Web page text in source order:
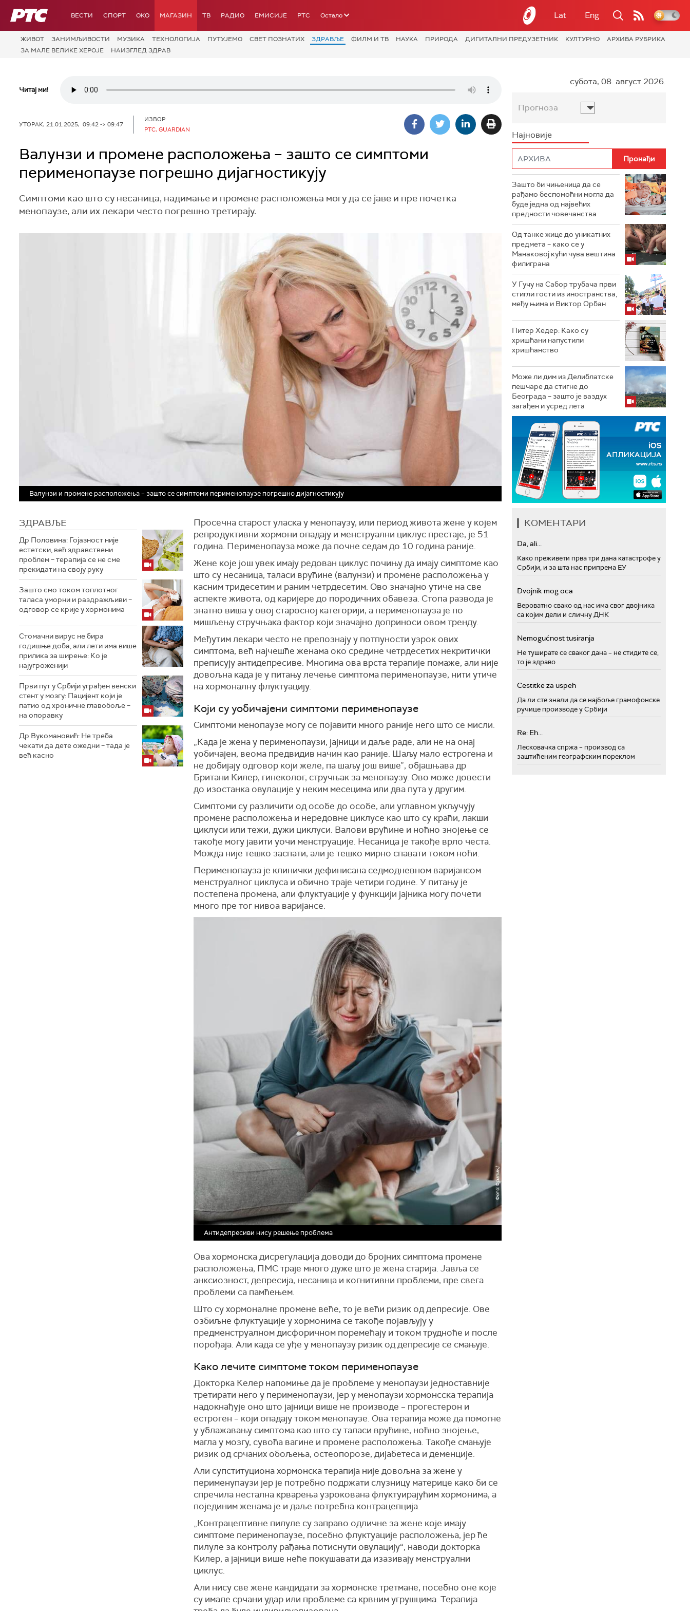
РТС ВЕСТИ СПОРТ OKO МАГАЗИН ТВ РАДИО ЕМИСИЈЕ РТС Остало Lat Eng
ЖИВОТ ЗАНИМЉИВОСТИ МУЗИКА ТЕХНОЛОГИЈA ПУТУЈЕМО СВЕТ ПОЗНАТИХ ЗДРАВЉЕ ФИЛМ И ТВ НАУКА ПРИРОДА ДИГИТАЛНИ ПРЕДУЗЕТНИК КУЛТУРНО
АРХИВА РУБРИКА
ЗА МАЛЕ ВЕЛИКЕ ХЕРОЈЕ
НАИЗГЛЕД ЗДРАВ
Читај ми!
УТОРАК, 21.01.2025, 09:42 -> 09:47
ИЗВОР:
РТС, GUARDIAN
Валунзи и промене расположења – зашто се симптоми
перименопаузе погрешно дијагностикују
Симптоми као што су несаница, надимање и промене расположења могу да се јаве и пре почетка
менопаузе, али их лекари често погрешно третирају.
Валунзи и промене расположења – зашто се симптоми перименопаузе погрешно дијагностикују
ЗДРАВЉЕ
Др Половина: Гојазност није
естетски, већ здравствени
проблем – терапија се не сме
прекидати на своју руку
Зашто смо током топлотног
таласа уморни и раздражљиви –
одговор се крије у хормонима
Стомачни вирус не бира
годишње доба, али лети има више
прилика за ширење: Ко је
најугроженији
Први пут у Србији уграђен венски
стент у мозгу: Пацијент који је
патио од хроничне главобоље –
на опоравку
Др Вукомановић: Не треба
чекати да дете ожедни – тада је
већ касно
Просечна старост уласка у менопаузу, или период живота жене у којем
репродуктивни хормони опадају и менструални циклус престаје, је 51
година. Перименопауза може да почне седам до 10 година раније.
Жене које још увек имају редован циклус почињу да имају симптоме као
што су несаница, таласи врућине (валунзи) и промене расположења у
касним тридесетим и раним четрдесетим. Ово значајно утиче на све
аспекте живота, од каријере до породичних обавеза. Стопа развода је
знатно виша у овој старосној категорији, а перименопауза је по
мишљењу стручњака фактор који значајно доприноси овом тренду.
Међутим лекари често не препознају у потпуности узрок ових
симптома, већ најчешће женама око средине четрдесетих некритички
преписују антидепресиве. Многима ова врста терапије помаже, али није
довољна када је у питању лечење симптома перименопаузе, нити утиче
на хормоналну флуктуацију.
Који су уобичајени симптоми перименопаузе
Симптоми менопаузе могу се појавити много раније него што се мисли.
„Када је жена у перименопаузи, јајници и даље раде, али не на онај
уобичајен, веома предвидив начин као раније. Шаљу мало естрогена и
не добијају одговор који желе, па шаљу још више”, објашњава др
Британи Килер, гинеколог, стручњак за менопаузу. Ово може довести
до изостанка овулације у неким месецима или два пута у другим.
Симптоми су различити од особе до особе, али углавном укључују
промене расположења и нередовне циклусе као што су краћи, лакши
циклуси или тежи, дужи циклуси. Валови врућине и ноћно знојење се
такође могу јавити уочи менструације. Несаница је такође врло честа.
Можда није тешко заспати, али је тешко мирно спавати током ноћи.
Перименопауза је клинички дефинисана седмодневном варијансом
менструалног циклуса и обично траје четири године. У питању је
постепена промена, али флуктуације у функцији јајника могу почети
много пре тог нивоа варијансе.
Антидепресиви нису решење проблема
Ова хормонска дисрегулација доводи до бројних симптома промене
расположења, ПМС траје много дуже што је жена старија. Јавља се
анксиозност, депресија, несаница и когнитивни проблеми, пре свега
проблеми са памћењем.
Што су хормоналне промене веће, то је већи ризик од депресије. Ове
озбиљне флуктуације у хормонима се такође појављују у
предменструалном дисфоричном поремећају и током трудноће и после
порођаја. Али када се уђе у менопаузу ризик од депресије се смањује.
Како лечите симптоме током перименопаузе
Докторка Келер напомиње да је проблеме у менопаузи једноставније
третирати него у перименопаузи, јер у менопаузи хормонсска терапија
надокнађује оно што јајници више не производе – прогестерон и
естроген – који опадају током менопаузе. Ова терапија може да помогне
у ублажавању симптома као што су таласи врућине, ноћно знојење,
магла у мозгу, сувоћа вагине и промене расположења. Такође смањује
ризик од срчаних обољења, остеопорозе, дијабетеса и деменције.
Али супституциона хормонска терапија није довољна за жене у
перименупаузи јер је потребно подржати слузницу материце како би се
спречила нестална крварења узрокована флуктуирајућим хормонима, а
појединим женама је и даље потребна контрацепција.
„Контрацептивне пилуле су заправо одличне за жене које имају
симптоме перименопаузе, посебно флуктуације расположења, јер ће
пилуле за контролу рађања потиснути овулацију“, наводи докторка
Килер, а јајници више неће покушавати да изазивају менструални
циклус.
Али нису све жене кандидати за хормонске третмане, посебно оне које
су имале срчани удар или проблеме са крвним угрушцима. Терапија
субота, 08. август 2026.
Прогноза
Најновије
Зашто би чињеница да се
рађамо беспомоћни могла да
буде једна од највећих
предности човечанства
Од танке жице до уникатних
предмета – како се у
Манаковој кући чува вештина
филиграна
У Гучу на Сабор трубача први
стигли гости из иностранства,
међу њима и Виктор Орбан
Питер Хедер: Како су
хришћани напустили
хришћанство
Може ли дим из Делиблатске
пешчаре да стигне до
Београда – зашто је ваздух
загађен и усред лета
КОМЕНТАРИ
Da, ali...
Како преживети прва три дана катастрофе у
Србији, и за шта нас припрема ЕУ
Dvojnik mog oca
Вероватно свако од нас има свог двојника
са којим дели и сличну ДНК
Nemogućnost tusiranja
Не туширате се сваког дана – не стидите се,
то је здраво
Cestitke za uspeh
Да ли сте знали да се најбоље грамофонске
ручице производе у Србији
Re: Eh...
Лесковачка спржа – производ са
заштићеним географским пореклом